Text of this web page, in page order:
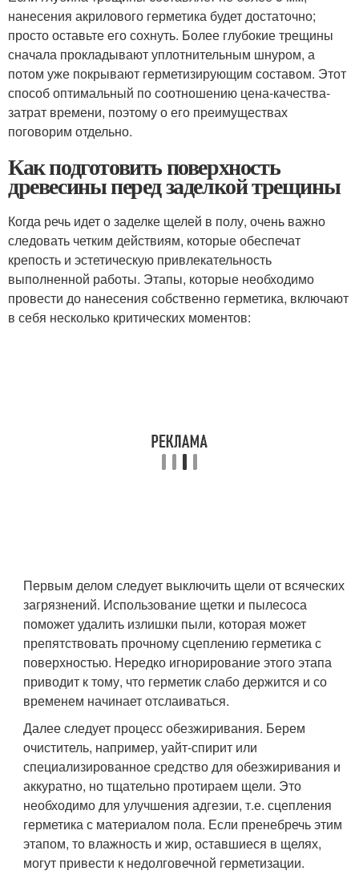
нанесения акрилового герметика будет достаточно;
просто оставьте его сохнуть. Более глубокие трещины
сначала прокладывают уплотнительным шнуром, а
потом уже покрывают герметизирующим составом. Этот
способ оптимальный по соотношению цена-качества-
затрат времени, поэтому о его преимуществах
поговорим отдельно.
Как подготовить поверхность
древесины перед заделкой трещины
Когда речь идет о заделке щелей в полу, очень важно
следовать четким действиям, которые обеспечат
крепость и эстетическую привлекательность
выполненной работы. Этапы, которые необходимо
провести до нанесения собственно герметика, включают
в себя несколько критических моментов:
Первым делом следует выключить щели от всяческих
загрязнений. Использование щетки и пылесоса
поможет удалить излишки пыли, которая может
препятствовать прочному сцеплению герметика с
поверхностью. Нередко игнорирование этого этапа
приводит к тому, что герметик слабо держится и со
временем начинает отслаиваться.
Далее следует процесс обезжиривания. Берем
очиститель, например, уайт-спирит или
специализированное средство для обезжиривания и
аккуратно, но тщательно протираем щели. Это
необходимо для улучшения адгезии, т.е. сцепления
герметика с материалом пола. Если пренебречь этим
этапом, то влажность и жир, оставшиеся в щелях,
могут привести к недолговечной герметизации.